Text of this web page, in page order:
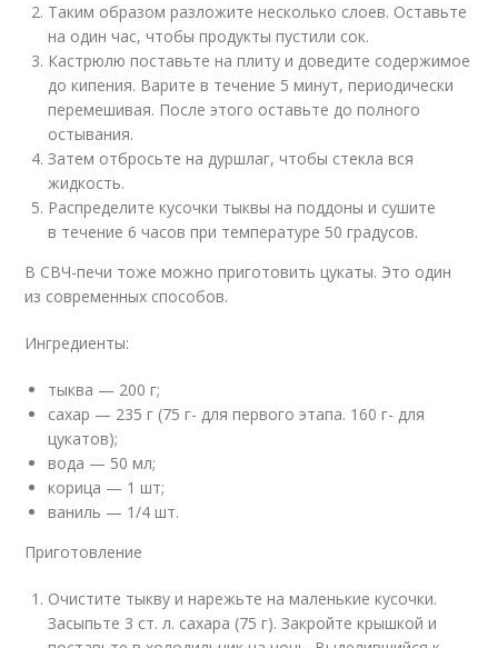
Таким образом разложите несколько слоев. Оставьте
на один час, чтобы продукты пустили сок.
Кастрюлю поставьте на плиту и доведите содержимое
до кипения. Варите в течение 5 минут, периодически
перемешивая. После этого оставьте до полного
остывания.
Затем отбросьте на дуршлаг, чтобы стекла вся
жидкость.
Распределите кусочки тыквы на поддоны и сушите
в течение 6 часов при температуре 50 градусов.
В СВЧ-печи тоже можно приготовить цукаты. Это один
из современных способов.
Ингредиенты:
тыква — 200 г;
сахар — 235 г (75 г- для первого этапа. 160 г- для
цукатов);
вода — 50 мл;
корица — 1 шт;
ваниль — 1/4 шт.
Приготовление
Очистите тыкву и нарежьте на маленькие кусочки.
Засыпьте 3 ст. л. сахара (75 г). Закройте крышкой и